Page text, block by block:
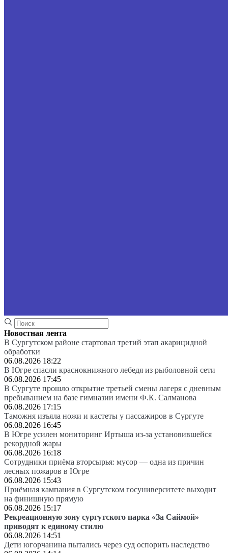
Новостная лента
В Сургутском районе стартовал третий этап акарицидной
обработки
06.08.2026 18:22
В Югре спасли краснокнижного лебедя из рыболовной сети
06.08.2026 17:45
В Сургуте прошло открытие третьей смены лагеря с дневным
пребыванием на базе гимназии имени Ф.К. Салманова
06.08.2026 17:15
Таможня изъяла ножи и кастеты у пассажиров в Сургуте
06.08.2026 16:45
В Югре усилен мониторинг Иртыша из-за установившейся
рекордной жары
06.08.2026 16:18
Сотрудники приёма вторсырья: мусор — одна из причин
лесных пожаров в Югре
06.08.2026 15:43
Приёмная кампания в Сургутском госуниверситете выходит
на финишную прямую
06.08.2026 15:17
Рекреационную зону сургутского парка «За Саймой»
приводят к единому стилю
06.08.2026 14:51
Дети югорчанина пытались через суд оспорить наследство